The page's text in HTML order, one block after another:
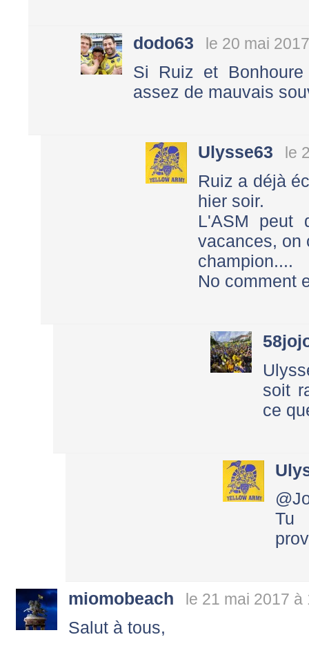
dodo63 le 20 mai
Si Ruiz et
assez de mauvais
Ulysse63 le
Ruiz a déjà
hier soir.
L'ASM peut
vacances, on
champion....
No comment
soit
ce
Tu
miomobeach le 21 mai 2017 à
Salut à tous,